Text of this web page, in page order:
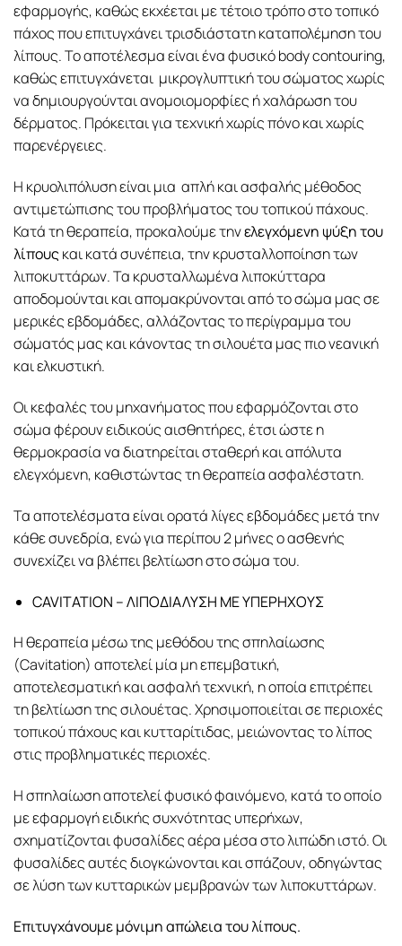
εφαρμογής, καθώς εκχέεται με τέτοιο τρόπο στο τοπικό
πάχος που επιτυγχάνει τρισδιάστατη καταπολέμηση του
λίπους. Το αποτέλεσμα είναι ένα φυσικό body contouring,
καθώς επιτυγχάνεται μικρογλυπτική του σώματος χωρίς
να δημιουργούνται ανομοιομορφίες ή χαλάρωση του
δέρματος. Πρόκειται για τεχνική χωρίς πόνο και χωρίς
παρενέργειες.
Η κρυολιπόλυση είναι μια απλή και ασφαλής μέθοδος
αντιμετώπισης του προβλήματος του τοπικού πάχους.
Κατά τη θεραπεία, προκαλούμε τηνελεγχόμενη ψύξη του
λίπουςκαι κατά συνέπεια, την κρυσταλλοποίηση των
λιποκυττάρων. Τα κρυσταλλωμένα λιποκύτταρα
αποδομούνται και απομακρύνονται από το σώμα μας σε
μερικές εβδομάδες, αλλάζοντας το περίγραμμα του
σώματός μας και κάνοντας τη σιλουέτα μας πιο νεανική
και ελκυστική.
Οι κεφαλές του μηχανήματος που εφαρμόζονται στο
σώμα φέρουν ειδικούς αισθητήρες, έτσι ώστε η
θερμοκρασία να διατηρείται σταθερή και απόλυτα
ελεγχόμενη, καθιστώντας τη θεραπεία ασφαλέστατη.
Τα αποτελέσματα είναι ορατά λίγες εβδομάδες μετά την
κάθε συνεδρία, ενώ για περίπου 2 μήνες ο ασθενής
συνεχίζει να βλέπει βελτίωση στο σώμα του.
CAVITATION – ΛΙΠΟΔΙΑΛΥΣΗ ΜΕ ΥΠΕΡΗΧΟΥΣ
Η θεραπεία μέσω της μεθόδου της σπηλαίωσης
(Cavitation) αποτελεί μία μη επεμβατική,
αποτελεσματική και ασφαλή τεχνική, η οποία επιτρέπει
τη βελτίωση της σιλουέτας. Χρησιμοποιείται σε περιοχές
τοπικού πάχους και κυτταρίτιδας, μειώνοντας το λίπος
στις προβληματικές περιοχές.
Η σπηλαίωση αποτελεί φυσικό φαινόμενο, κατά το οποίο
με εφαρμογή ειδικής συχνότητας υπερήχων,
σχηματίζονται φυσαλίδες αέρα μέσα στο λιπώδη ιστό. Οι
φυσαλίδες αυτές διογκώνονται και σπάζουν, οδηγώντας
σε λύση των κυτταρικών μεμβρανών των λιποκυττάρων.
Επιτυγχάνουμε μόνιμη απώλεια του λίπους.